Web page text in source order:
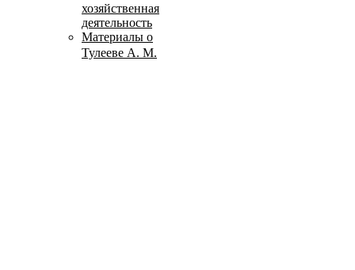
хозяйственная
деятельность
Материалы о
Тулееве А. М.